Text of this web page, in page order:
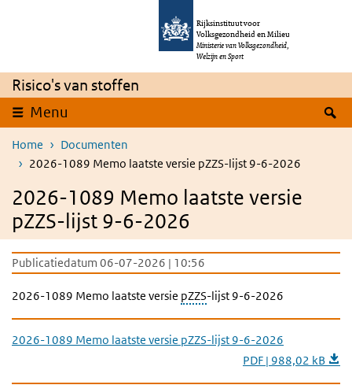
Overslaan en naar de inhoud gaan
Rijksinstituut voor
Volksgezondheid en Milieu
Ministerie van Volksgezondheid,
Welzijn en Sport
Risico's van stoffen
Menu
Home
Documenten
2026-1089 Memo laatste versie pZZS-lijst 9-6-2026
2026-1089 Memo laatste versie
pZZS-lijst 9-6-2026
Publicatiedatum 06-07-2026 | 10:56
2026-1089 Memo laatste versie pZZS-lijst 9-6-2026
2026-1089 Memo laatste versie pZZS-lijst 9-6-2026
PDF | 988,02 kB